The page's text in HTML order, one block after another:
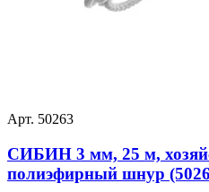
Арт. 50263
СИБИН 3 мм, 25 м,
полиэфирный шнур